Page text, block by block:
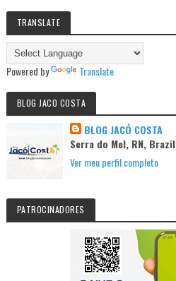
TRANSLATE
Powered by Translate
BLOG JACO COSTA
BLOG JACÓ COSTA
Serra do Mel, RN, Brazil
Ver meu perfil completo
PATROCINADORES